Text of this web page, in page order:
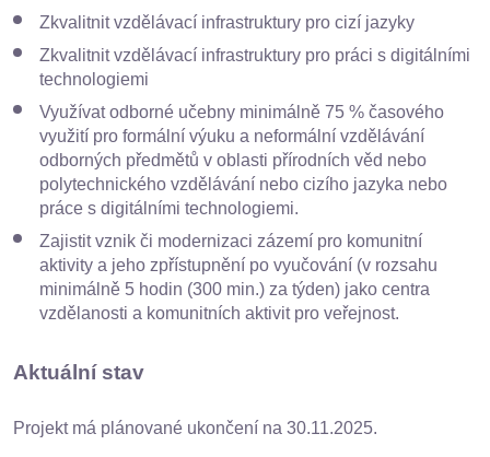
Zkvalitnit vzdělávací infrastruktury pro cizí jazyky
Zkvalitnit vzdělávací infrastruktury pro práci s digitálními
technologiemi
Využívat odborné učebny minimálně 75 % časového
využití pro formální výuku a neformální vzdělávání
odborných předmětů v oblasti přírodních věd nebo
polytechnického vzdělávání nebo cizího jazyka nebo
práce s digitálními technologiemi.
Zajistit vznik či modernizaci zázemí pro komunitní
aktivity a jeho zpřístupnění po vyučování (v rozsahu
minimálně 5 hodin (300 min.) za týden) jako centra
vzdělanosti a komunitních aktivit pro veřejnost.
Aktuální stav
Projekt má plánované ukončení na 30.11.2025.